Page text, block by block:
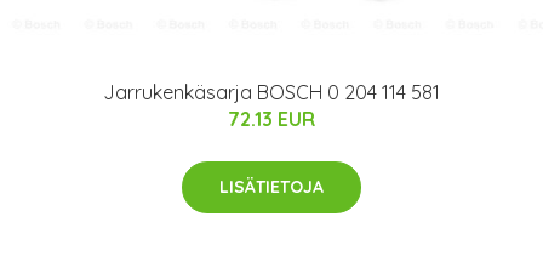
Jarrukenkäsarja BOSCH 0 204 114 581
72.13 EUR
LISÄTIETOJA